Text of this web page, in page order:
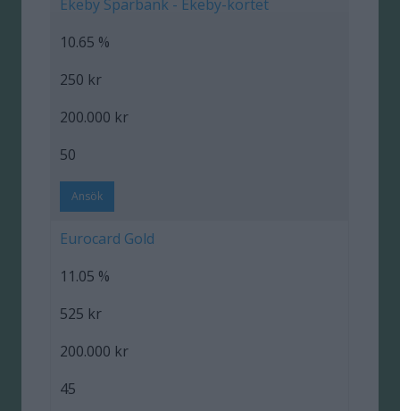
Ekeby Sparbank - Ekeby-kortet
10.65 %
250 kr
200.000 kr
50
Ansök
Eurocard Gold
11.05 %
525 kr
200.000 kr
45